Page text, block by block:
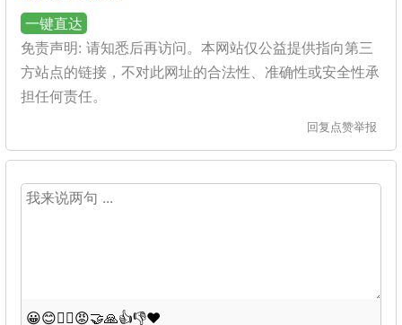
一键直达
免责声明: 请知悉后再访问。本网站仅公益提供指向第三
方站点的链接，不对此网址的合法性、准确性或安全性承
担任何责任。
回复 点赞举报
😀😊😵‍💫😡🤝🙏👍👎❤️